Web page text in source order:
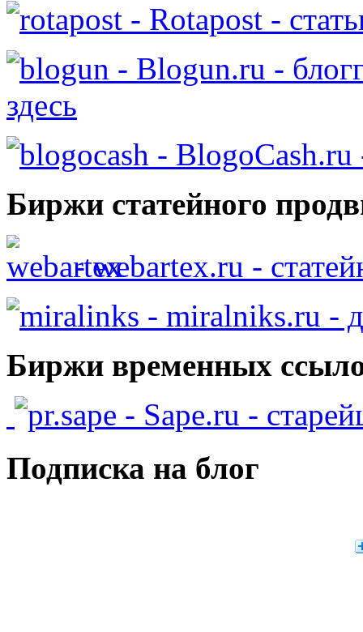
- Rotapost -
- Blogun.ru -
здесь
- BlogoCash.ru
Биржи статейного
- webartex.ru -
- miralniks.ru -
Биржи временных
- Sape.ru -
Подписка на блог